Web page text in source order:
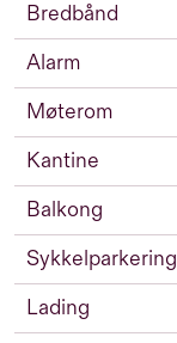
Bredbånd
Alarm
Møterom
Kantine
Balkong
Sykkelparkering
Lading